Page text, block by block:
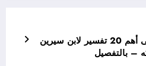
تعرف علي – تعرف على أهم 20 تفسير لابن سيرين
– بالتفصيل